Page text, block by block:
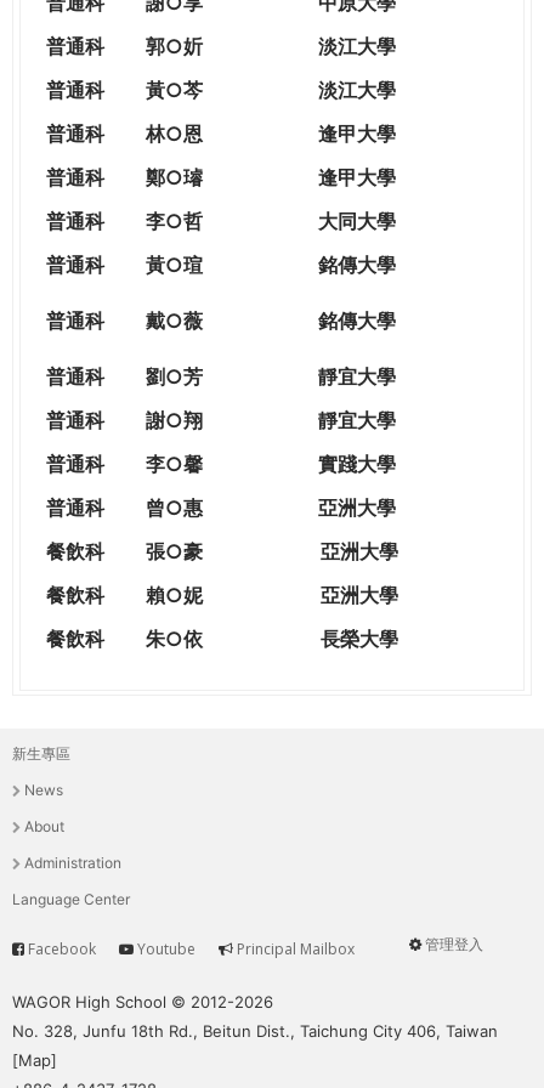
普通科
郭○妡
淡江大學
普通科
黃○芩
淡江大學
普通科
林○恩
逢甲大學
普通科
鄭○璿
逢甲大學
普通科
李○哲
大同大學
普通科
黃○瑄 銘傳大學
普通科 戴○薇 銘傳大學
普通科 劉○芳
靜宜大學
普通科
謝○翔
靜宜大學
普通科
李○馨
實踐大學
普通科
曾○惠
亞洲大學
餐飲科
張○豪
亞洲大學
餐飲科
賴○妮
亞洲大學
餐飲科
朱○依 長榮大學
主
選
單
新生專區
News
About
Administration
Language Center
User
管理登入
Service
Facebook Youtube Principal Mailbox
WAGOR High School © 2012-2026
No. 328, Junfu 18th Rd., Beitun Dist., Taichung City 406, Taiwan
[Map]